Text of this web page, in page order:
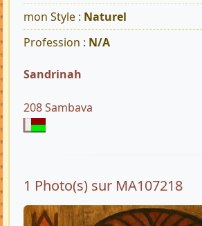
mon Style : Naturel
Profession : N/A
Sandrinah
208 Sambava
1 Photo(s) sur MA107218